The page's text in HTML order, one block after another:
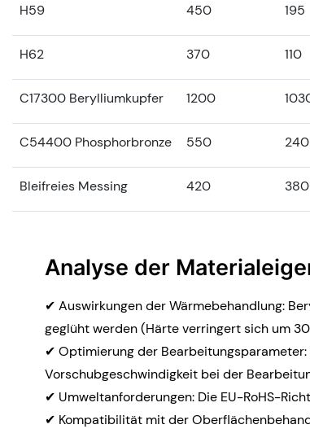
H59 450 195
H62 370 110
C17300 Berylliumkupfer 1200
C54400 Phosphorbronze 550 240
Bleifreies Messing 420 380
Analyse der
✔ Auswirkungen der Wärmebehandlung:
geglüht werden (Härte verringert sich um 30
✔ Optimierung der
Vorschubgeschwindigkeit bei der
✔ Umweltanforderungen: Die EU-RoHS-
✔ Kompatibilität mit der